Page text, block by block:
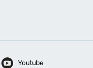
Youtube